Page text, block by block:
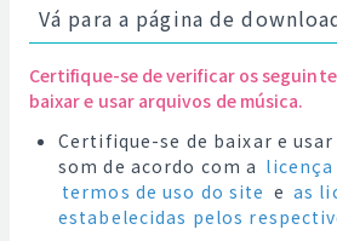
Vá para a página de
Certifique-se de verificar os
baixar e usar arquivos de música.
Certifique-se de baixar e
som de acordo com a licença
termos de uso do site e as
estabelecidas pelos